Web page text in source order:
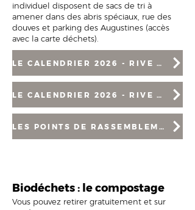
individuel disposent de sacs de tri à
amener dans des abris spéciaux, rue des
douves et parking des Augustines (accès
avec la carte déchets).
LE CALENDRIER 2026 - RIVE GAUCHE
LE CALENDRIER 2026 - RIVE DROITE
LES POINTS DE RASSEMBLEMENT
Biodéchets : le compostage
Vous pouvez retirer gratuitement et sur